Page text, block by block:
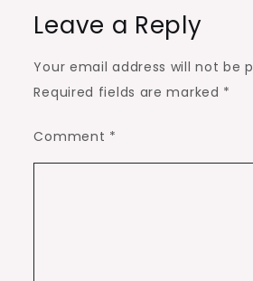
Leave a Reply
Your email address will not be
Required fields are marked *
Comment *